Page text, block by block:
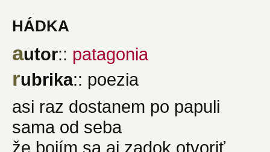
hádka
autor:: patagonia
rubrika:: poezia
asi raz dostanem po papuli
sama od seba
že bojím sa aj zadok otvoriť